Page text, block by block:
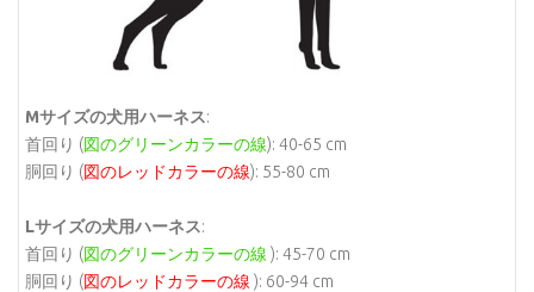
Mサイズの犬用ハーネス:
首回り (図のグリーンカラーの線): 40-65 cm
胴回り (図のレッドカラーの線): 55-80 cm
Lサイズの犬用ハーネス:
首回り (図のグリーンカラーの線 ): 45-70 cm
胴回り (図のレッドカラーの線 ): 60-94 cm